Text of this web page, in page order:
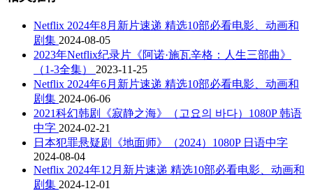
Netflix 2024年8月新片速递 精选10部必看电影、动画和
剧集 2024-08-05
2023年Netflix纪录片《阿诺·施瓦辛格：人生三部曲》
（1-3全集）
2023-11-25
Netflix 2024年6月新片速递 精选10部必看电影、动画和
剧集 2024-06-06
2021科幻韩剧《寂静之海》（고요의 바다）1080P 韩语
中字 2024-02-21
日本犯罪悬疑剧《地面师》（2024）1080P 日语中字
2024-08-04
Netflix 2024年12月新片速递 精选10部必看电影、动画和
剧集 2024-12-01